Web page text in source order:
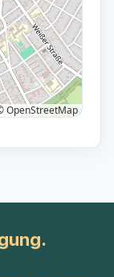
OpenStreetMap